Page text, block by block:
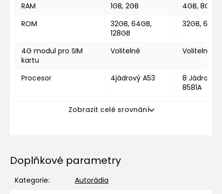
RAM 1GB, 2GB
4GB, 8GB
ROM
32GB, 64GB,
128GB
32GB,
4G modul pro SIM
kartu
Volitelné Volitelné
Procesor 4jádrový A53
8 Jádrový
8581A
Zobrazit celé srovnání
Doplňkové parametry
Kategorie:
Autorádia